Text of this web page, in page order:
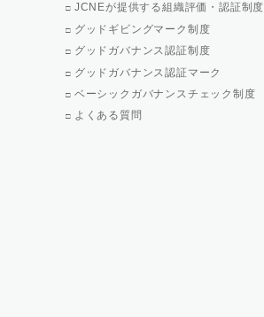
JCNEが提供する組織評価・認証制度
グッドギビングマーク制度
グッドガバナンス認証制度
グッドガバナンス認証マーク
ベーシックガバナンスチェック制度
よくある質問